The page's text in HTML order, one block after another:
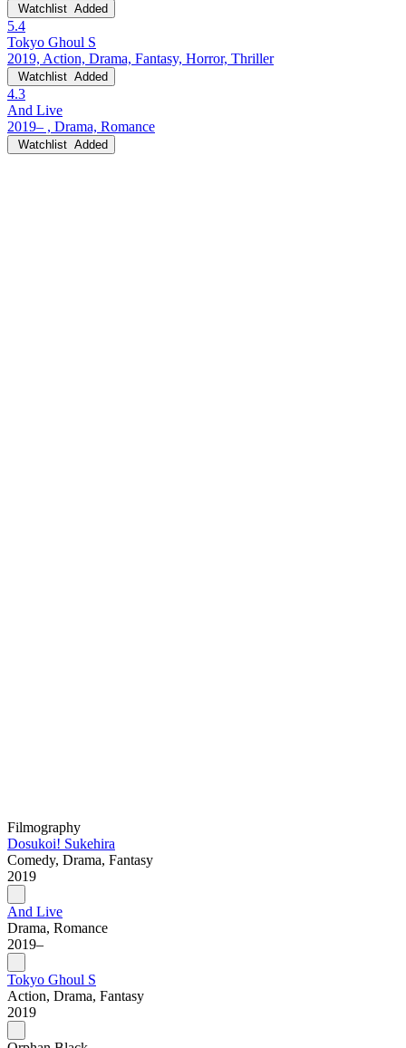
Watchlist Added
5.4
Tokyo Ghoul S
2019, Action, Drama, Fantasy, Horror, Thriller
Watchlist Added
4.3
And Live
2019– , Drama, Romance
Watchlist Added
Filmography
Dosukoi! Sukehira
Comedy, Drama, Fantasy
2019
And Live
Drama, Romance
2019–
Tokyo Ghoul S
Action, Drama, Fantasy
2019